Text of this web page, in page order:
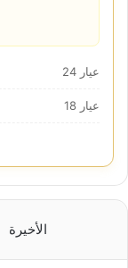
عيار 24
عيار 18
الأخيرة